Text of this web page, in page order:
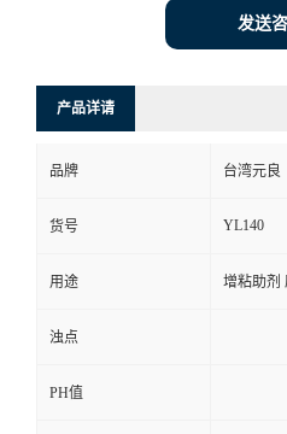
发送
产品详请
品牌 台湾元良
货号 YL140
用途 增粘助剂
浊点
PH值